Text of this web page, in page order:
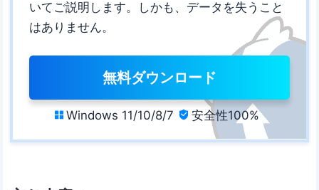
いてご説明します。しかも、データを失うこと
はありません。
無料ダウンロード
 Windows 11/10/8/7  安全性100%